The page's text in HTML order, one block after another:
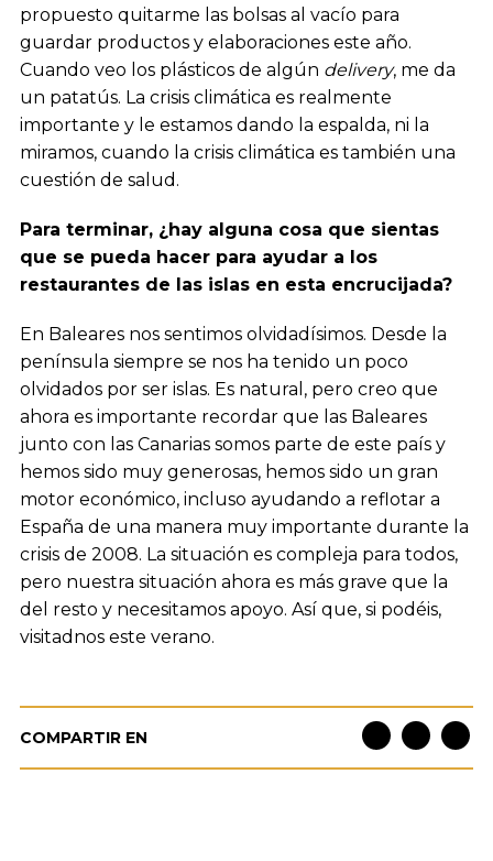
propuesto quitarme las bolsas al vacío para
guardar productos y elaboraciones este año.
Cuando veo los plásticos de algún delivery, me da
un patatús. La crisis climática es realmente
importante y le estamos dando la espalda, ni la
miramos, cuando la crisis climática es también una
cuestión de salud.
Para terminar, ¿hay alguna cosa que sientas
que se pueda hacer para ayudar a los
restaurantes de las islas en esta encrucijada?
En Baleares nos sentimos olvidadísimos. Desde la
península siempre se nos ha tenido un poco
olvidados por ser islas. Es natural, pero creo que
ahora es importante recordar que las Baleares
junto con las Canarias somos parte de este país y
hemos sido muy generosas, hemos sido un gran
motor económico, incluso ayudando a reflotar a
España de una manera muy importante durante la
crisis de 2008. La situación es compleja para todos,
pero nuestra situación ahora es más grave que la
del resto y necesitamos apoyo. Así que, si podéis,
visitadnos este verano.
COMPARTIR EN